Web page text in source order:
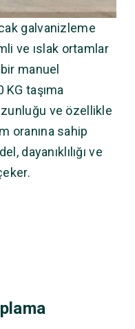
galvanizleme
ve ıslak ortamlar
manuel
taşıma
ve özellikle
oranına sahip
dayanıklılığı ve